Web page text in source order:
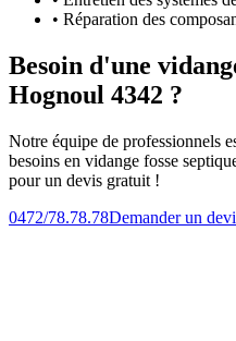
• Réparation des
Besoin d'une
Hognoul 4342 ?
Notre équipe de professionnels
besoins en vidange fosse
pour un devis gratuit !
0472/78.78.78Demander un